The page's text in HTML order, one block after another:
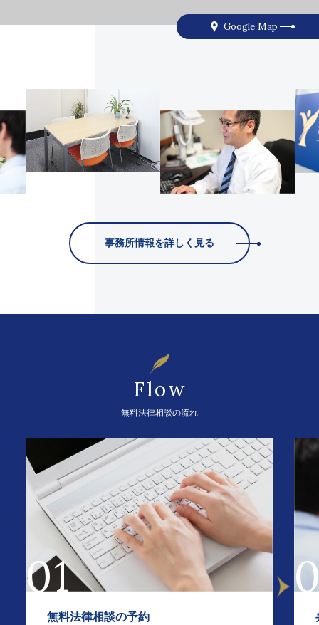
Google Map
事務所情報を詳しく見る
Flow
無料法律相談の流れ
01
無料法律相談の予約